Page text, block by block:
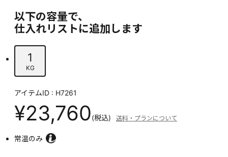
以下の容量で、
仕入れリストに追加します
1
KG
アイテムID : H7261
¥23,760(税込) 送料・プランについて
常温のみ